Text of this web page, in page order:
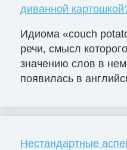
диванной
Идиома «сouch
речи, смысл
значению слов в
появилась в
Нестандартные